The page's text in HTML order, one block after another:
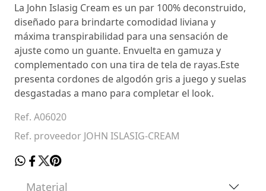
La John Islasig Cream es un par 100% deconstruido,
diseñado para brindarte comodidad liviana y
máxima transpirabilidad para una sensación de
ajuste como un guante. Envuelta en gamuza y
complementado con una tira de tela de rayas.Este
presenta cordones de algodón gris a juego y suelas
desgastadas a mano para completar el look.
Ref. A06020
Ref. proveedor JOHN ISLASIG-CREAM
Material